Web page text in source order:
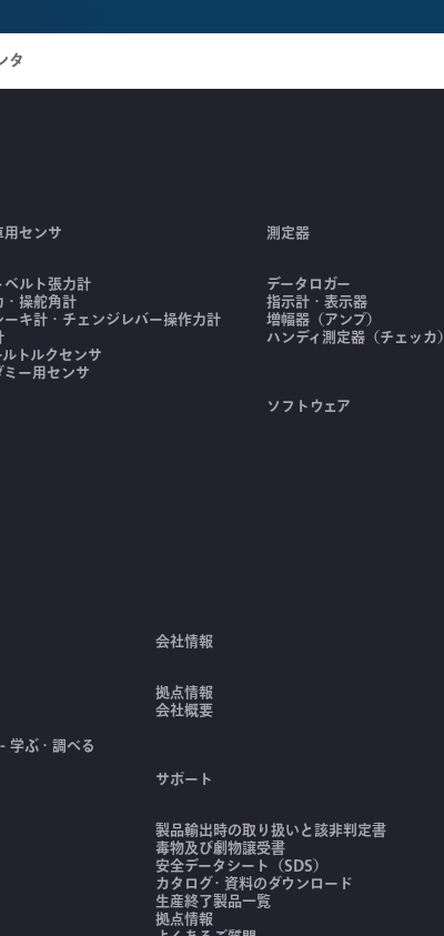
タ
用センサ
ベルト張力計
操舵角計
キ計・チェンジレバー操作力計
トルクセンサ
ー用センサ
測定器
データロガー
指示計・表示器
増幅器（アンプ）
ハンディ測定器（チェッカ）
ソフトウェア
学ぶ・調べる
会社情報
拠点情報
会社概要
サポート
製品輸出時の取り扱いと該非判定書
毒物及び劇物譲受書
安全データシート（SDS）
カタログ・資料のダウンロード
生産終了製品一覧
拠点情報